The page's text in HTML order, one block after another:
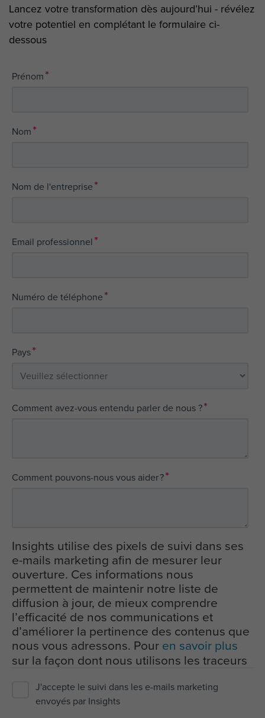
Lancez votretransformation dès aujourd’hui - révélez
votre potentiel en complétant le formulaire ci-
dessous
Prénom*
Nom*
Nom de l'entreprise*
Email professionnel*
Numéro de téléphone*
Pays*
Comment avez-vous entendu parler de nous ?*
Comment pouvons-nous vous aider ?*
Insights utilise des pixels de suivi dans ses
e-mails marketing afin de mesurer leur
ouverture. Ces informations nous
permettent de maintenir notre liste de
diffusion à jour, de mieux comprendre
l’efficacité de nos communications et
d’améliorer la pertinence des contenus que
nous vous adressons. Pouren savoir plus
sur la façon dont nous utilisons les traceurs
J'accepte le suivi dans les e-mails marketing
envoyés par Insights